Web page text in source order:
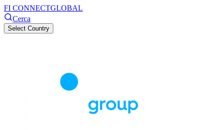
FI CONNECTGLOBAL
Cerca
Select Country